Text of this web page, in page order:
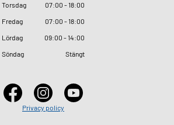
Torsdag
07:00 - 18:00
Fredag
07:00 - 18:00
Lördag
09:00 - 14:00
Söndag
Stängt
Privacy policy